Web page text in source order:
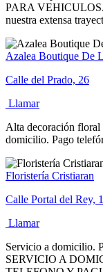
PARA VEHICULOS.
nuestra extensa
Azalea Boutique De
Calle del Prado, 26
Llamar
Alta decoración floral
domicilio. Pago
Floristería Cristiaran
Calle Portal del Rey,
Llamar
Servicio a domicilio.
SERVICIO A